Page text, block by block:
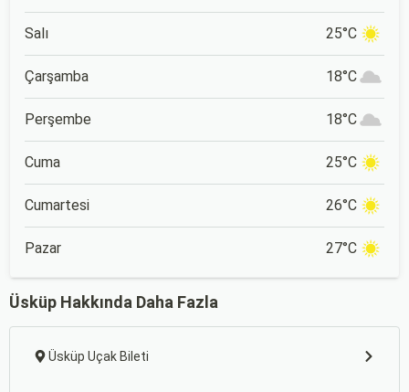
Salı 25°C
Çarşamba 18°C
Perşembe 18°C
Cuma 25°C
Cumartesi 26°C
Pazar 27°C
Üsküp Hakkında Daha Fazla
Üsküp Uçak Bileti